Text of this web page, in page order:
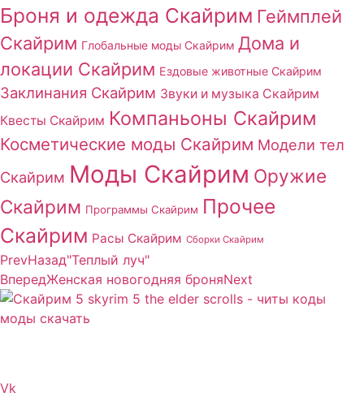
Броня и одежда Скайрим Геймплей
Скайрим Глобальные моды Скайрим Дома и
локации Скайрим Ездовые животные Скайрим
Заклинания Скайрим Звуки и музыка Скайрим
Квесты Скайрим Компаньоны Скайрим
Косметические моды Скайрим Модели тел
Скайрим Моды Скайрим Оружие
Скайрим Программы Скайрим Прочее
Скайрим Расы Скайрим Сборки Скайрим
PrevНазад"Теплый луч"
ВпередЖенская новогодняя броняNext
Vk